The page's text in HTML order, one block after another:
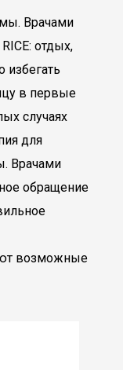
Врачами
отдых,
избегать
в первые
случаях
для
Врачами
обращение
возможные